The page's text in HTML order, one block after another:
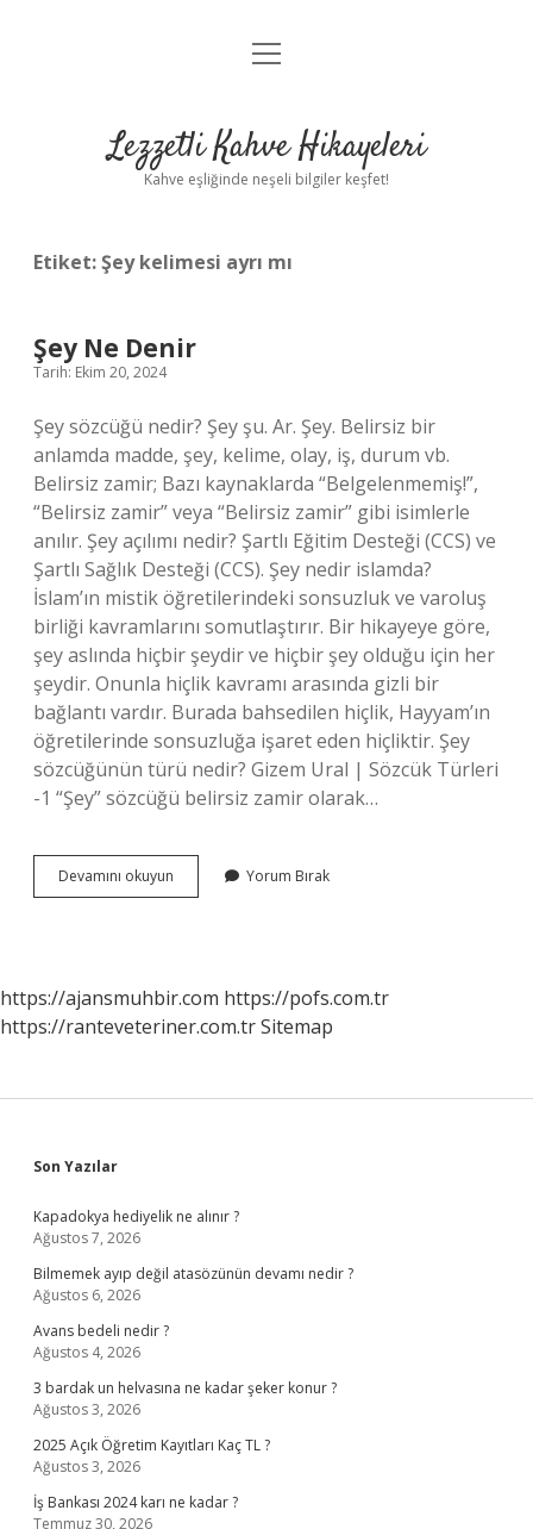
Anasayfa
Yasal Uyarı
menüyü
Lezzetli Kahve Hikayeleri
Kahve eşliğinde neşeli bilgiler keşfet!
Etiket:Şey kelimesi ayrı mı
Şey Ne Denir
Tarih: Ekim 20, 2024
Şey sözcüğü nedir? Şey şu. Ar. Şey. Belirsiz bir
anlamda madde, şey, kelime, olay, iş, durum vb.
Belirsiz zamir; Bazı kaynaklarda “Belgelenmemiş!”,
“Belirsiz zamir” veya “Belirsiz zamir” gibi isimlerle
anılır. Şey açılımı nedir? Şartlı Eğitim Desteği (CCS) ve
Şartlı Sağlık Desteği (CCS). Şey nedir islamda?
İslam’ın mistik öğretilerindeki sonsuzluk ve varoluş
birliği kavramlarını somutlaştırır. Bir hikayeye göre,
şey aslında hiçbir şeydir ve hiçbir şey olduğu için her
şeydir. Onunla hiçlik kavramı arasında gizli bir
bağlantı vardır. Burada bahsedilen hiçlik, Hayyam’ın
öğretilerinde sonsuzluğa işaret eden hiçliktir. Şey
sözcüğünün türü nedir? Gizem Ural | Sözcük Türleri
-1 “Şey” sözcüğü belirsiz zamir olarak…
Devamını okuyun
Ne
Yorum Bırak
https://ajansmuhbir.com https://pofs.com.tr
https://ranteveteriner.com.trSitemap
Sidebar
Son Yazılar
Kapadokya hediyelik ne alınır ?
Ağustos 7, 2026
Bilmemek ayıp değil atasözünün devamı nedir ?
Ağustos 6, 2026
Avans bedeli nedir ?
Ağustos 4, 2026
3 bardak un helvasına ne kadar şeker konur ?
Ağustos 3, 2026
2025 Açık Öğretim Kayıtları Kaç TL ?
Ağustos 3, 2026
İş Bankası 2024 karı ne kadar ?
Temmuz 30, 2026